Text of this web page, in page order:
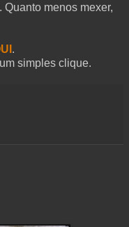
menos mexer,
.
simples clique.